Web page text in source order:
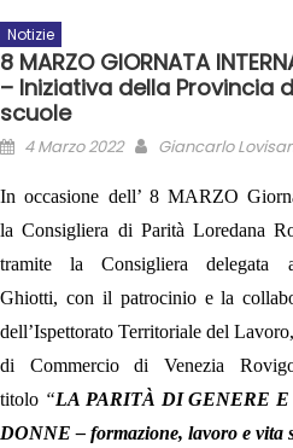
Notizie
8 MARZO GIORNATA
– Iniziativa della Provincia
scuole
4 Marzo 2022 Giancarlo
In occasione dell’ 8 MARZO
laConsigliera di Parità Loredana
tramite la Consigliera delegata
Ghiotti, con il patrocinio e la
dell’Ispettorato Territoriale del Lavoro,
di Commercio di Venezia
titolo “LA PARITÀ DI GENERE
DONNE – formazione, lavoro e vita